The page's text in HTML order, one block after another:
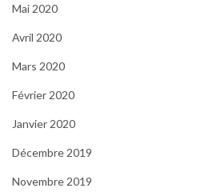
Mai 2020
Avril 2020
Mars 2020
Février 2020
Janvier 2020
Décembre 2019
Novembre 2019